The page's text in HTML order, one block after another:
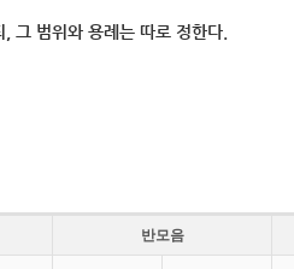
그 범위와 용례는 따로 정한다.
반모음